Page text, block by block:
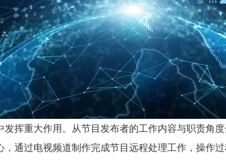
挥重大作用。从节目发布者的工作内容与职责角
通过电视频道制作完成节目远程处理工作，操作